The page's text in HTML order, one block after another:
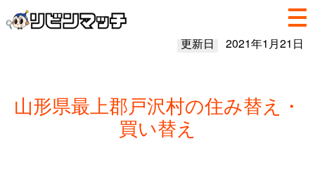
更新日 2021年1月21日
山形県最上郡戸沢村の住み替え・
買い替え